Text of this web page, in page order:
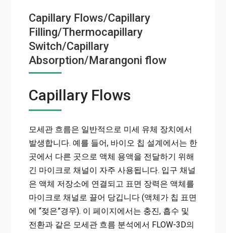
Capillary Flows/Capillary
Filling/Thermocapillary
Switch/Capillary
Absorption/Marangoni flow
Capillary Flows
모세관 흐름은 일반적으로 미세 유체 장치에서
발생합니다. 예를 들어, 바이오 칩 설계에서는 한
곳에서 다른 곳으로 액체 용액을 전달하기 위해
긴 마이크로 채널이 자주 사용됩니다. 입구 채널
은 액체 저장소에 연결되고 표면 장력은 액체를
마이크로 채널로 끌어 당깁니다 (액체가 칩 표면
에 “젖은”경우). 이 페이지에서는 충진, 흡수 및
전환과 같은 모세관 흐름 분석에서 FLOW-3D의